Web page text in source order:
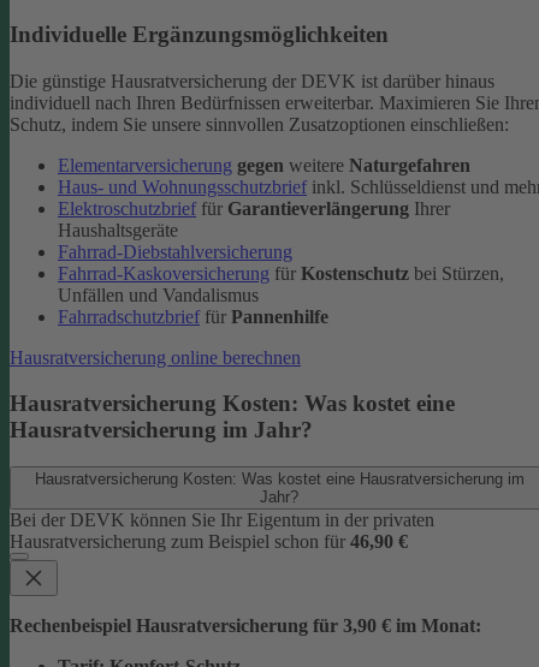
Individuelle Ergänzungsmöglichkeiten
Die günstige Hausratversicherung der DEVK ist darüber hinaus
individuell nach Ihren Bedürfnissen erweiterbar. Maximieren Sie
Schutz, indem Sie unsere sinnvollen Zusatzoptionen einschließen:
Elementarversicherung gegen weitere Naturgefahren
Haus- und Wohnungsschutzbrief inkl. Schlüsseldienst und
Elektroschutzbrief für Garantieverlängerung Ihrer
Haushaltsgeräte
Fahrrad-Diebstahlversicherung
Fahrrad-Kaskoversicherung für Kostenschutz bei Stürzen,
Unfällen und Vandalismus
Fahrradschutzbrief für Pannenhilfe
Hausratversicherung online berechnen
Hausratversicherung Kosten: Was kostet eine
Hausratversicherung im Jahr?
Hausratversicherung Kosten: Was kostet eine Hausratversicherung im
Jahr?
Bei der DEVK können Sie Ihr Eigentum in der privaten
Hausratversicherung zum Beispiel schon für 46,90 €
Rechenbeispiel Hausratversicherung für 3,90 € im Monat: